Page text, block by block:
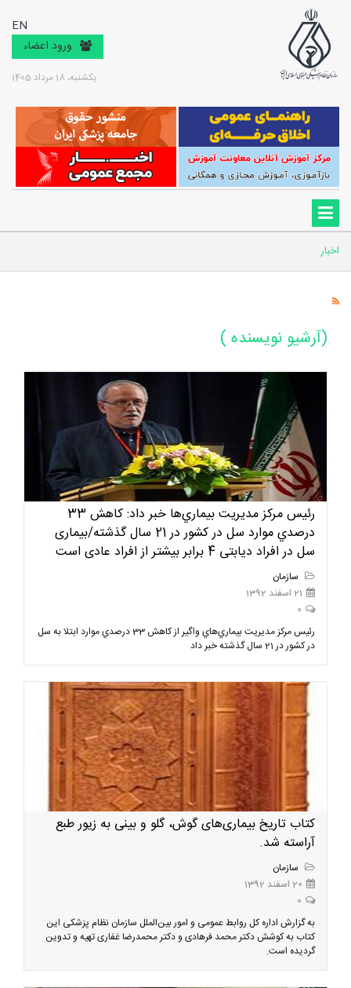
EN
ورود اعضاء
یکشنبه، 18 مرداد 1405
اخبار
(آرشیو نویسنده )
رئيس مركز مديريت بيماري‌ها خبر داد: كاهش 33
درصدي موارد سل در كشور در 21 سال گذشته/بیماری
سل در افراد دیابتی 4 برابر بیشتر از افراد عادی است
سازمان
21 اسفند 1392
0
رئيس مركز مديريت بيماري‌هاي واگير از كاهش 33 درصدي موارد ابتلا به سل
در كشور در 21 سال گذشته خبر داد
کتاب تاریخ بیماری‌های گوش، گلو و بینی به زیور طبع
آراسته شد.
سازمان
20 اسفند 1392
0
به گزارش اداره کل روابط عمومی و امور بین‌الملل سازمان نظام پزشکی این
کتاب به کوشش دکتر محمد فرهادی و دکتر محمدرضا غفاری تهیه و تدوین
گردیده است.